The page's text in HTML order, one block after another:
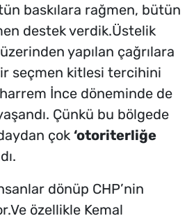
baskılara rağmen, bütün
destek verdik.Üstelik
yapılan çağrılara
seçmen kitlesi tercihini
İnce döneminde de
Çünkü bu bölgede
çok ‘otoriterliğe
dönüp CHP’nin
özellikle Kemal